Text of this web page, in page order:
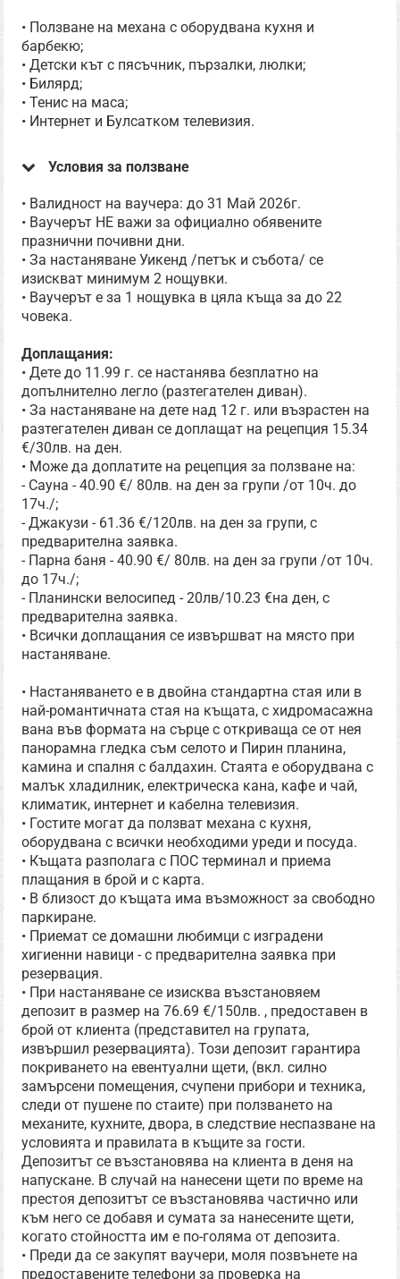
• Ползване на механа с оборудвана кухня и
барбекю;
• Детски кът с пясъчник, пързалки, люлки;
• Билярд;
• Тенис на маса;
• Интернет и Булсатком телевизия.
Условия за ползване
• Валидност на ваучера: до 31 Май 2026г.
• Ваучерът НЕ важи за официално обявените
празнични почивни дни.
• За настаняване Уикенд /петък и събота/ се
изискват минимум 2 нощувки.
• Ваучерът е за 1 нощувка в цяла къща за до 22
човека.
Доплащания:
• Дете до 11.99 г. се настанява безплатно на
допълнително легло (разтегателен диван).
• За настаняване на дете над 12 г. или възрастен на
разтегателен диван се доплащат на рецепция 15.34
€/30лв. на ден.
• Може да доплатите на рецепция за ползване на:
- Сауна - 40.90 €/ 80лв. на ден за групи /от 10ч. до
17ч./;
- Джакузи - 61.36 €/120лв. на ден за групи, с
предварителна заявка.
- Парна баня - 40.90 €/ 80лв. на ден за групи /от 10ч.
до 17ч./;
- Планински велосипед - 20лв/10.23 €на ден, с
предварителна заявка.
• Всички доплащания се извършват на място при
настаняване.
• Настаняването е в двойна стандартна стая или в
най-романтичната стая на къщата, с хидромасажна
вана във формата на сърце с откриваща се от нея
панорамна гледка съм селото и Пирин планина,
камина и спалня с балдахин. Стаята е оборудвана с
малък хладилник, електрическа кана, кафе и чай,
климатик, интернет и кабелна телевизия.
• Гостите могат да ползват механа с кухня,
оборудвана с всички необходими уреди и посуда.
• Къщата разполага с ПОС терминал и приема
плащания в брой и с карта.
• В близост до къщата има възможност за свободно
паркиране.
• Приемат се домашни любимци с изградени
хигиенни навици - с предварителна заявка при
резервация.
• При настаняване се изисква възстановяем
депозит в размер на 76.69 €/150лв. , предоставен в
брой от клиента (представител на групата,
извършил резервацията). Този депозит гарантира
покриването на евентуални щети, (вкл. силно
замърсени помещения, счупени прибори и техника,
следи от пушене по стаите) при ползването на
механите, кухните, двора, в следствие неспазване на
условията и правилата в къщите за гости.
Депозитът се възстановява на клиента в деня на
напускане. В случай на нанесени щети по време на
престоя депозитът се възстановява частично или
към него се добавя и сумата за нанесените щети,
когато стойността им е по-голяма от депозита.
• Преди да се закупят ваучери, моля позвънете на
предоставените телефони за проверка на